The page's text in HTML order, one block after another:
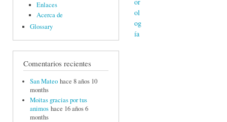
Enlaces
Acerca de
Glossary
Comentarios recientes
San Mateo hace 8 años 10
months
Moitas gracias por tus
animos hace 16 años 6
months